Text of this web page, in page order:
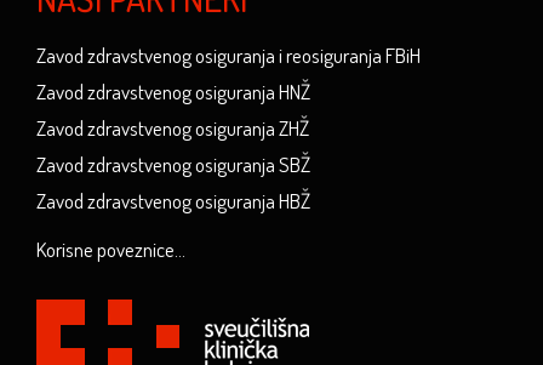
Zavod zdravstvenog osiguranja i reosiguranja FBiH
Zavod zdravstvenog osiguranja HNŽ
Zavod zdravstvenog osiguranja ZHŽ
Zavod zdravstvenog osiguranja SBŽ
Zavod zdravstvenog osiguranja HBŽ
Korisne poveznice...